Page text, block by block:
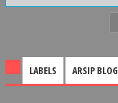
LABELS ARSIP BLOG